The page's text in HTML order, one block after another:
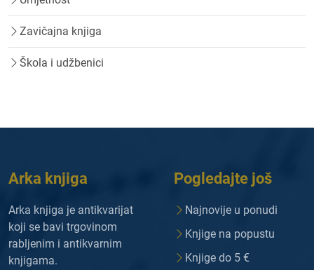
Zavičajna knjiga
Škola i udžbenici
Arka knjiga
Arka knjiga je antikvarijat
koji se bavi trgovinom
rabljenim i antikvarnim
knjigama.
Pogledajte još
Najnovije u ponudi
Knjige na popustu
Knjige do 5 €